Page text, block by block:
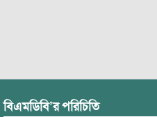
বিএমডিবি’র পরিচিতি